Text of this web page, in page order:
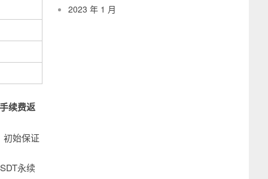
续费返
初始保证
永续
2023 年 1 月